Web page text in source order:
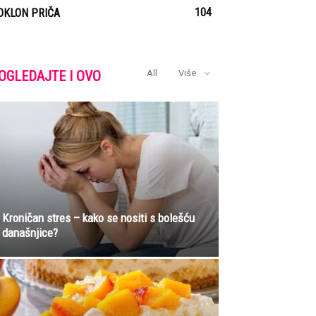
PRIČA 104
I OVO All Više
Kroničan stres – kako se nositi s bolešću
današnjice?